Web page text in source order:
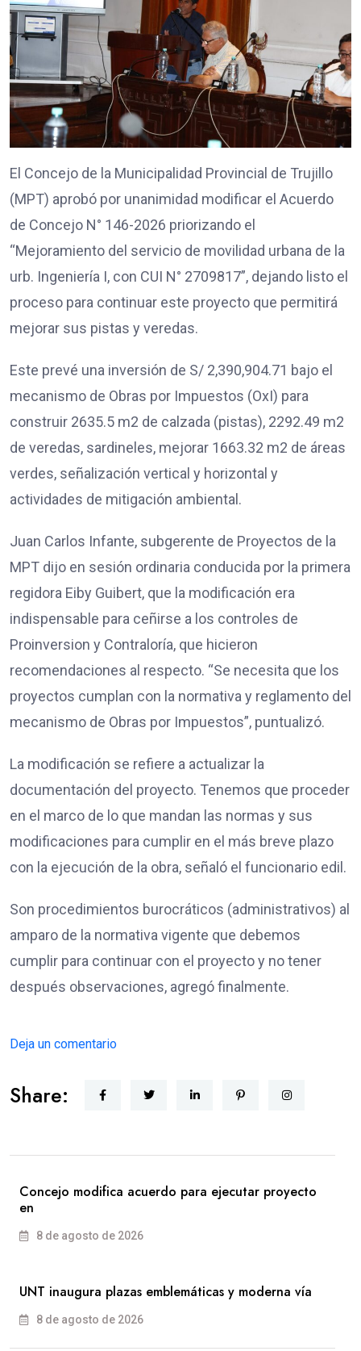
El Concejo de la Municipalidad Provincial de Trujillo
(MPT) aprobó por unanimidad modificar el Acuerdo
de Concejo N° 146-2026 priorizando el
“Mejoramiento del servicio de movilidad urbana de la
urb. Ingeniería I, con CUI N° 2709817”, dejando listo el
proceso para continuar este proyecto que permitirá
mejorar sus pistas y veredas.
Este prevé una inversión de S/ 2,390,904.71 bajo el
mecanismo de Obras por Impuestos (OxI) para
construir 2635.5 m2 de calzada (pistas), 2292.49 m2
de veredas, sardineles, mejorar 1663.32 m2 de áreas
verdes, señalización vertical y horizontal y
actividades de mitigación ambiental.
Juan Carlos Infante, subgerente de Proyectos de la
MPT dijo en sesión ordinaria conducida por la primera
regidora Eiby Guibert, que la modificación era
indispensable para ceñirse a los controles de
Proinversion y Contraloría, que hicieron
recomendaciones al respecto. “Se necesita que los
proyectos cumplan con la normativa y reglamento del
mecanismo de Obras por Impuestos”, puntualizó.
La modificación se refiere a actualizar la
documentación del proyecto. Tenemos que proceder
en el marco de lo que mandan las normas y sus
modificaciones para cumplir en el más breve plazo
con la ejecución de la obra, señaló el funcionario edil.
Son procedimientos burocráticos (administrativos) al
amparo de la normativa vigente que debemos
cumplir para continuar con el proyecto y no tener
después observaciones, agregó finalmente.
Deja un comentario
Share:
Concejo modifica acuerdo para ejecutar proyecto
en
8 de agosto de 2026
UNT inaugura plazas emblemáticas y moderna vía
8 de agosto de 2026